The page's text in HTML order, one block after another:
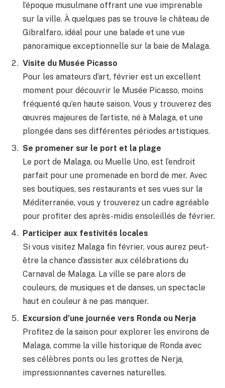
l’époque musulmane offrant une vue imprenable
sur la ville. À quelques pas se trouve le château de
Gibralfaro, idéal pour une balade et une vue
panoramique exceptionnelle sur la baie de Malaga.
Visite du Musée Picasso
Pour les amateurs d’art, février est un excellent
moment pour découvrir le Musée Picasso, moins
fréquenté qu’en haute saison. Vous y trouverez des
œuvres majeures de l’artiste, né à Malaga, et une
plongée dans ses différentes périodes artistiques.
Se promener sur le port et la plage
Le port de Malaga, ou Muelle Uno, est l’endroit
parfait pour une promenade en bord de mer. Avec
ses boutiques, ses restaurants et ses vues sur la
Méditerranée, vous y trouverez un cadre agréable
pour profiter des après-midis ensoleillés de février.
Participer aux festivités locales
Si vous visitez Malaga fin février, vous aurez peut-
être la chance d’assister aux célébrations du
Carnaval de Malaga. La ville se pare alors de
couleurs, de musiques et de danses, un spectacle
haut en couleur à ne pas manquer.
Excursion d’une journée vers Ronda ou Nerja
Profitez de la saison pour explorer les environs de
Malaga, comme la ville historique de Ronda avec
ses célèbres ponts ou les grottes de Nerja,
impressionnantes cavernes naturelles.